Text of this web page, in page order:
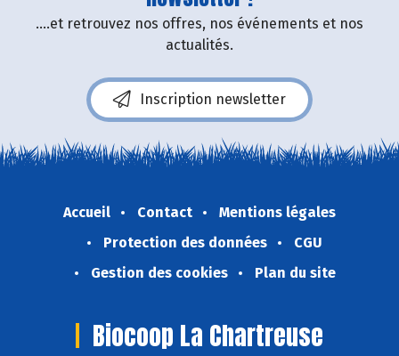
....et retrouvez nos offres, nos événements et nos
actualités.
Inscription newsletter
Accueil Contact
Mentions légales
Protection des données
CGU
Gestion des cookies
Plan du site
Biocoop La Chartreuse